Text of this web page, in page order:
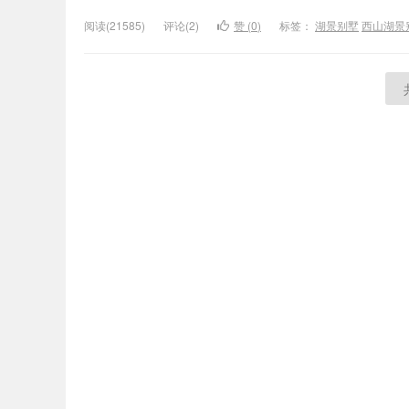
阅读(21585) 评论(2) 赞 (0) 标签： 湖景别墅 西山湖景